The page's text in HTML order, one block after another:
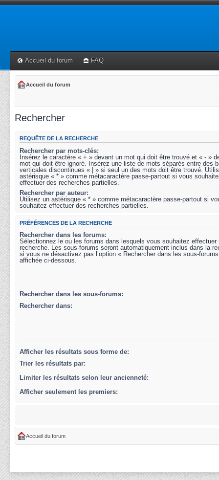
Accueil du forum FAQ
Accueil du forum
Rechercher
REQUÊTE DE LA RECHERCHE
Rechercher par mots-clés:
Insérez le caractère « + » devant un mot qui doit être trouvé et « - »
mot qui doit être ignoré. Insérez une liste de mots séparés entre des
verticales discontinues « | » si seul un des mots doit être trouvé.
astérisque « * » comme métacaractère passe-partout si vous
effectuer des recherches partielles.
Rechercher par auteur:
Utilisez un astérisque « * » comme métacaractère passe-partout si
souhaitez effectuer des recherches partielles.
PRÉFÉRENCES DE LA RECHERCHE
Rechercher dans les forums:
Sélectionnez le ou les forums dans lesquels vous souhaitez effectuer
recherche. Les sous-forums seront automatiquement inclus dans la
si vous ne désactivez pas l’option « Rechercher dans les sous-
affichée ci-dessous.
Rechercher dans les sous-forums:
Rechercher dans:
Afficher les résultats sous forme de:
Trier les résultats par:
Limiter les résultats selon leur ancienneté:
Afficher seulement les premiers:
Accueil du forum